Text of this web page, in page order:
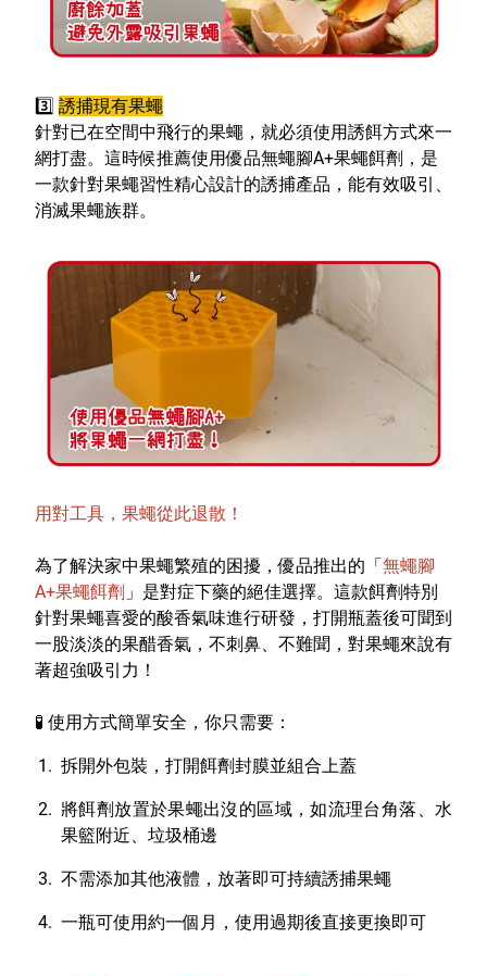
3️ 誘捕現有果蠅
針對已在空間中飛行的果蠅，就必須使用誘餌方式來一
網打盡。這時候推薦使用優品無蠅腳A+果蠅餌劑，是
一款針對果蠅習性精心設計的誘捕產品，能有效吸引、
消滅果蠅族群。
用對工具，果蠅從此退散！
為了解決家中果蠅繁殖的困擾，優品推出的「無蠅腳
A+果蠅餌劑 」是對症下藥的絕佳選擇。這款餌劑特別
針對果蠅喜愛的酸香氣味進行研發，打開瓶蓋後可聞到
一股淡淡的果醋香氣，不刺鼻、不難聞，對果蠅來說有
著超強吸引力！
🧪 使用方式簡單安全，你只需要：
拆開外包裝，打開餌劑封膜並組合上蓋
將餌劑放置於果蠅出沒的區域，如流理台角落、水
果籃附近、垃圾桶邊
不需添加其他液體，放著即可持續誘捕果蠅
一瓶可使用約一個月，使用過期後直接更換即可